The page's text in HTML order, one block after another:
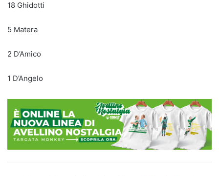
18 Ghidotti
5 Matera
2 D’Amico
1 D’Angelo